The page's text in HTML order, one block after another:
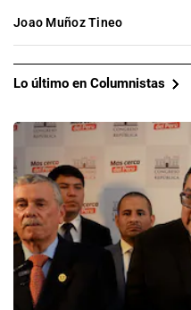
Joao Muñoz Tineo
Lo último en Columnistas